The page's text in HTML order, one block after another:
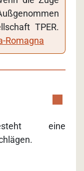
TPER.
Romagna
eine